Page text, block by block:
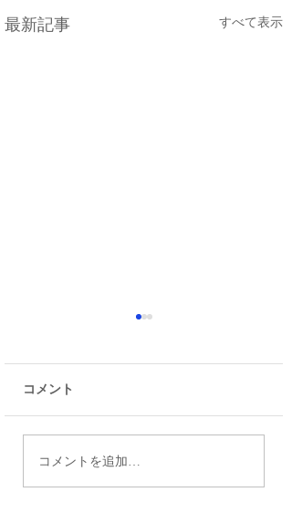
最新記事 すべて表示
P1篠崎生の成績表やテ
コメント
コメントを追加…